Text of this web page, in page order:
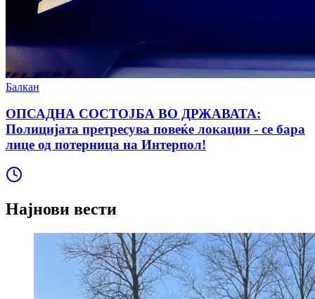
Балкан
ОПСАДНА СОСТОЈБА ВО ДРЖАВАТА:
Полицијата претресува повеќе локации - се бара
лице од потерница на Интерпол!
Најнови вести